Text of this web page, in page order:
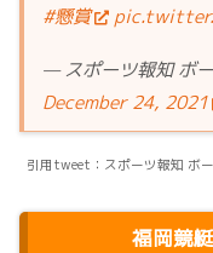
#懸賞
— スポーツ報知 ボ
December 24, 2021
引用tweet：スポーツ報知 ボ
福岡競